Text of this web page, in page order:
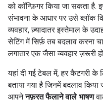
को कॉन्फ़िगर किया जा सकता है.
संभावना के आधार पर उसे ब्लॉक
व्यवहार, ज़्यादातर इस्तेमाल के
सेटिंग में सिर्फ़ तब बदलाव करना
लगातार एक जैसा व्यवहार ज़रूरी
यहां दी गई टेबल में, हर कैटगरी के
बताया गया है जिनमें बदलाव
आपनेनफ़रत फैलाने वाले भाषण